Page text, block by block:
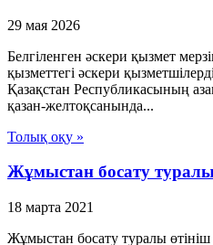
29 мая 2026
Белгiленген әскери қызмет
қызметтегi әскери
Қазақстан Республикасының
қазан-желтоқсанында...
Толық оқу »
Жұмыстан босату туралы
18 марта 2021
Жұмыстан босату туралы